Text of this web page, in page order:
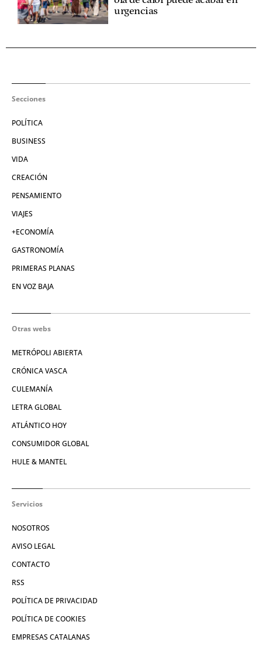
urgencias
Secciones
POLÍTICA
BUSINESS
VIDA
CREACIÓN
PENSAMIENTO
VIAJES
+ECONOMÍA
GASTRONOMÍA
PRIMERAS PLANAS
EN VOZ BAJA
Otras webs
METRÓPOLI ABIERTA
CRÓNICA VASCA
CULEMANÍA
LETRA GLOBAL
ATLÁNTICO HOY
CONSUMIDOR GLOBAL
HULE & MANTEL
Servicios
NOSOTROS
AVISO LEGAL
CONTACTO
RSS
POLÍTICA DE PRIVACIDAD
POLÍTICA DE COOKIES
EMPRESAS CATALANAS